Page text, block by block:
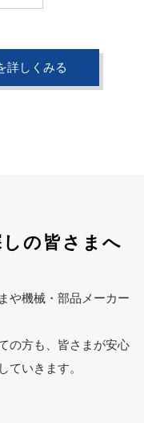
詳しくみる
の皆さまへ
や機械・部品メーカー
の方も、皆さまが安心
ていきます。